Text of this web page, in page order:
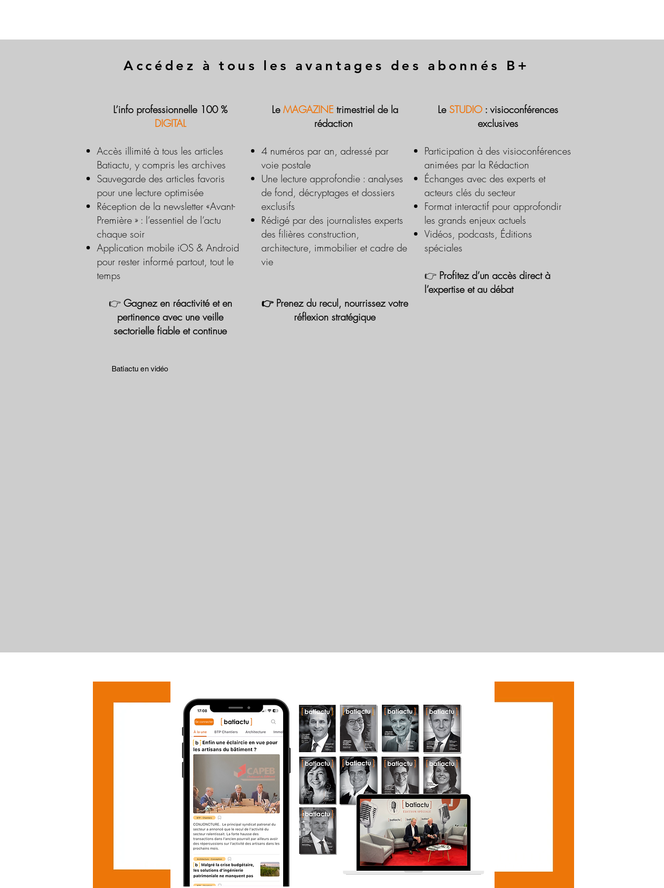
Accédez à tous les avantages des abonnés B+
L’info professionnelle 100 %
DIGITAL
Accès illimité à tous les articles
Batiactu, y compris les archives
Sauvegarde des articles favoris
pour une lecture optimisée
Réception de la newsletter «Avant-
Première » : l’essentiel de l’actu
chaque soir
Application mobile iOS & Android
pour rester informé partout, tout le
temps
👉 Gagnez en réactivité et en
pertinence avec une veille
sectorielle fiable et continue
LeMAGAZINE trimestriel de la
rédaction
4 numéros par an, adressé par
voie postale
Une lecture approfondie : analyses
de fond, décryptages et dossiers
exclusifs
Rédigé par des journalistes experts
des filières construction,
architecture, immobilier et cadre de
vie
👉 Prenez du recul, nourrissez votre
réflexion stratégique
Le STUDIO : visioconférences
exclusives
Participation à des visioconférences
animées par la Rédaction
Échanges avec des experts et
acteurs clés du secteur
Format interactif pour approfondir
les grands enjeux actuels
Vidéos, podcasts, Éditions
spéciales
👉 Profitez d’un accès direct à
l’expertise et au débat
Batiactu en vidéo